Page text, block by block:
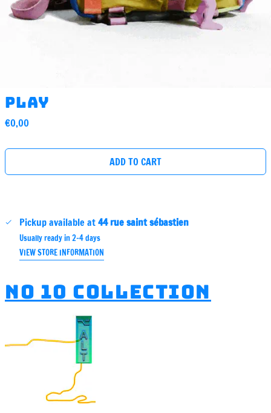
Play
Regular
€0,00
ADD TO CART
Pickup available at44 rue saint sébastien
Usually ready in 2-4 days
VIEW STORE INFORMATION
No 10 collection